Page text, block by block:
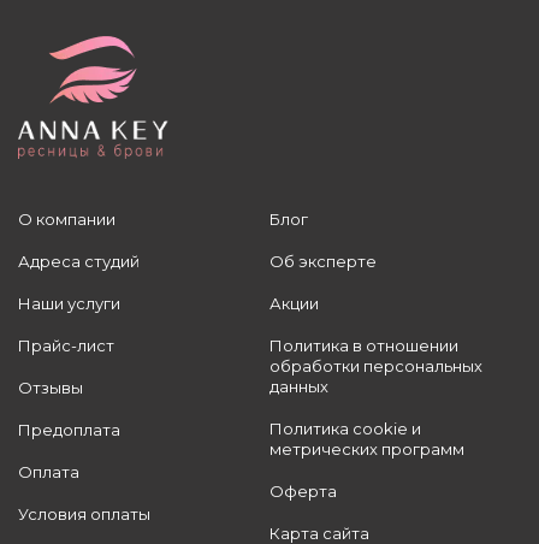
О компании
Адреса студий
Наши услуги
Прайс-лист
Отзывы
Предоплата
Оплата
Условия оплаты
Блог
Об эксперте
Акции
Политика в отношении
обработки персональных
данных
Политика cookie и
метрических программ
Оферта
Карта сайта